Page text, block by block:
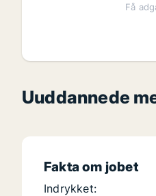
Få
Uuddannede
Fakta om jobet
Indrykket: